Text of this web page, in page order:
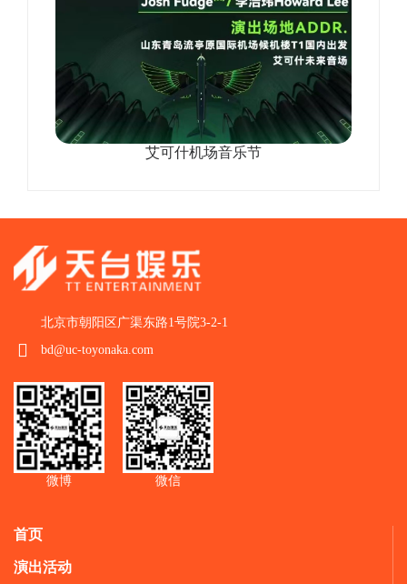
艾可什机场音乐节
北京市朝阳区广渠东路1号院3-2-1
bd@uc-toyonaka.com
微博 微信
首页
演出活动